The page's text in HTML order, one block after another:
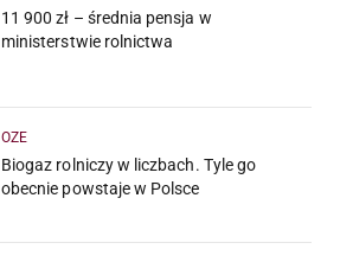
11 900 zł – średnia pensja w
ministerstwie rolnictwa
OZE
Biogaz rolniczy w liczbach. Tyle go
obecnie powstaje w Polsce